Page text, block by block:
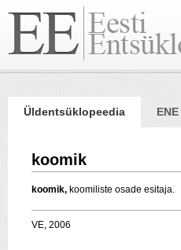
Üldentsüklopeedia ENE
koomik
koomik, koomiliste osade esitaja.
VE, 2006